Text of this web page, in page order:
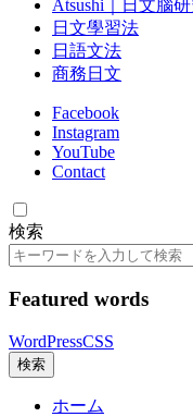
Atsushi｜日文腦
日文學習法
日語文法
商務日文
Facebook
Instagram
YouTube
Contact
検索
検
Featured words
WordPressCSS
検索
ホーム